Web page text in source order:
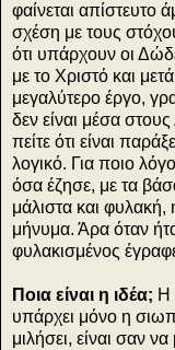
φαίνεται απίστευτο
σχέση με τους
ότι υπάρχουν οι
με το Χριστό και
μεγαλύτερο έργο,
δεν είναι μέσα
πείτε ότι είναι
λογικό. Για ποιο
όσα έζησε, με τα
μάλιστα και
μήνυμα. Άρα όταν
φυλακισμένος
Ποια είναι η ιδέα; Η
υπάρχει μόνο η
μιλήσει, είναι σαν